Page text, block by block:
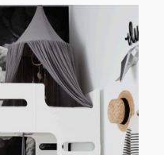
Слова поддержки
Детское видео